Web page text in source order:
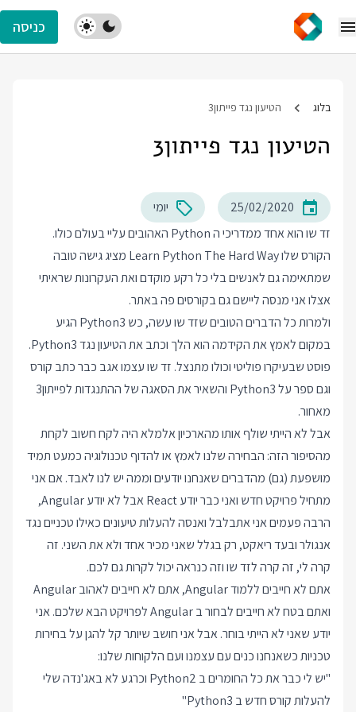
כניסה
בלוג הטיעון נגד פייתון3
הטיעון נגד פייתון3
25/02/2020
יומי
זד שו הוא אחד ממדריכי ה Python האהובים עליי בעולם כולו.
הקורס שלו Learn Python The Hard Way מציג גישה טובה
שמתאימה גם לאנשים בלי כל רקע מוקדם ואת העקרונות שראיתי
אצלו אני מנסה ליישם גם בקורסים פה באתר.
ולמרות כל הדברים הטובים שזד שו עשה, כש Python3 הגיע
במקום לאמץ את הקידמה הוא הלך וכתב אתהטיעון נגד Python3
.
פוסט שבעיקרו פוליטי וכולו מתנצל. זד שו עצמו אגב כבר כתב קורס
וגם ספר על Python3 והשאיר את הסאגה של ההתנגדות לפייתון3
מאחור.
אבל לא הייתי שולף אותו מהארכיון אלמלא היה לקח חשוב לקחת
מהסיפור הזה: הבחירה שלנו לאמץ או להדוף טכנולוגיה כמעט תמיד
מושפעת (גם) מהדברים שאנחנו יודעים וממה יש לנו לאבד. אם אני
מתחיל פרויקט חדש ואני כבר יודע React אבל לא יודע Angular,
הרבה פעמים אני אתבלבל ואנסה להעלות טיעונים כאילו טכניים נגד
אנגולר ובעד ריאקט, רק בגלל שאני מכיר אחד ולא את השני. זה
קרה לי, זה קרה לזד שו וזה כנראה יכול לקרות גם לכם.
אתם לא חייבים ללמוד Angular, אתם לא חייבים לאהוב Angular
ואתם בטח לא חייבים לבחור ב Angular לפרויקט הבא שלכם. אני
יודע שאני לא הייתי בוחר. אבל אני חושב שיותר קל להגן על בחירות
טכניות כשאנחנו כנים עם עצמנו ועם הלקוחות שלנו:
"יש לי כבר את כל החומרים ב Python2 וכרגע לא באג'נדה שלי
להעלות קורס חדש ב Python3"